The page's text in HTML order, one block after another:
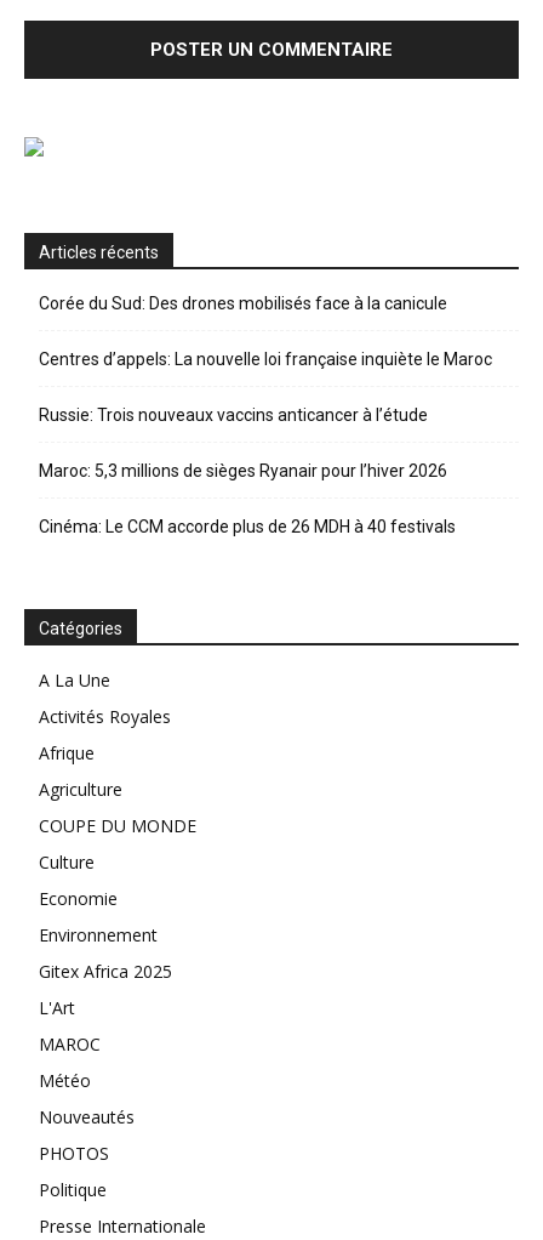
Articles récents
Corée du Sud: Des drones mobilisés face à la canicule
Centres d’appels: La nouvelle loi française inquiète le Maroc
Russie: Trois nouveaux vaccins anticancer à l’étude
Maroc: 5,3 millions de sièges Ryanair pour l’hiver 2026
Cinéma: Le CCM accorde plus de 26 MDH à 40 festivals
Catégories
A La Une
Activités Royales
Afrique
Agriculture
COUPE DU MONDE
Culture
Economie
Environnement
Gitex Africa 2025
L'Art
MAROC
Météo
Nouveautés
PHOTOS
Politique
Presse Internationale